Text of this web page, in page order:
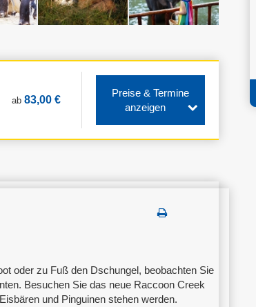
ab83,00 €
Preise & Termine
anzeigen
oder zu Fuß den Dschungel, beobachten Sie
Besuchen Sie das neue Raccoon Creek
und Pinguinen stehen werden.